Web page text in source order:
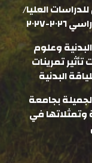
العليا/
٢٠٢٧
وعلوم
تمرينات
بجامعة
وتمثلاتها في